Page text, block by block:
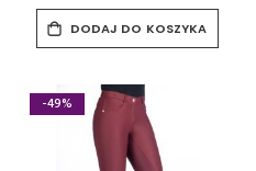
DODAJ DO KOSZYKA
-49%